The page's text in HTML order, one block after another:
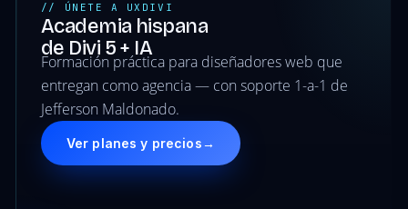
// ÚNETE A UXDIVI
Academia hispana
de Divi 5 + IA
Formación práctica para diseñadores web que
entregan como agencia — con soporte 1-a-1 de
Jefferson Maldonado.
Ver planes y precios→